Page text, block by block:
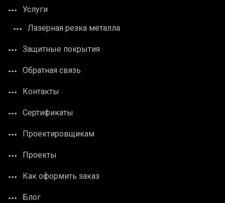
Услуги
Лазерная резка металла
Защитные покрытия
Обратная связь
Контакты
Сертификаты
Проектировщикам
Проекты
Как оформить заказ
Блог